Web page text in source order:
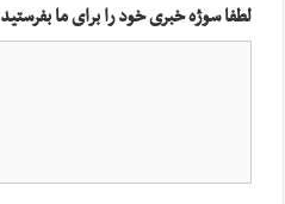
لطفا سوژه خبری خود را برای ما بفرستید